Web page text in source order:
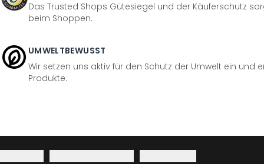
Das Trusted Shops Gütesiegel und der Käuferschutz
beim Shoppen.
UMWELTBEWUSST
Wir setzen uns aktiv für den Schutz der Umwelt ein und
Produkte.
· ·